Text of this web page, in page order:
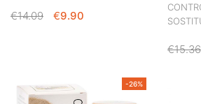
€14.09
IL
€9.90
€15.36
-26%